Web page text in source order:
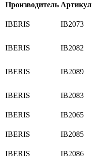
Производитель Артикул
IBERIS IB2073
IBERIS
IB2082
IBERIS IB2089
IBERIS
IB2083
IBERIS
IB2065
IBERIS
IB2085
IBERIS
IB2086